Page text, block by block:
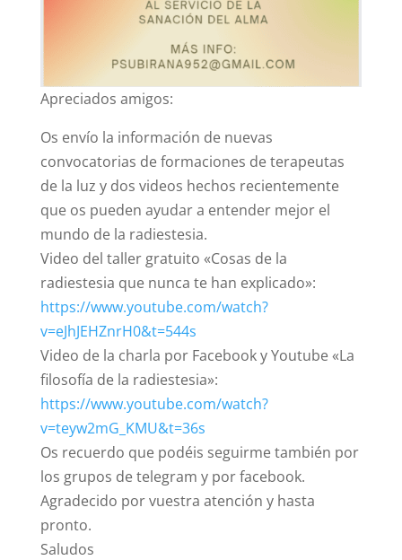
Apreciados amigos:
Os envío la información de nuevas
convocatorias de formaciones de terapeutas
de la luz y dos videos hechos recientemente
que os pueden ayudar a entender mejor el
mundo de la radiestesia.
Video del taller gratuito «Cosas de la
radiestesia que nunca te han explicado»:
https://www.youtube.com/watch?
v=eJhJEHZnrH0&t=544s
Video de la charla por Facebook y Youtube «La
filosofía de la radiestesia»:
https://www.youtube.com/watch?
v=teyw2mG_KMU&t=36s
Os recuerdo que podéis seguirme también por
los grupos de telegram y por facebook.
Agradecido por vuestra atención y hasta
pronto.
Saludos